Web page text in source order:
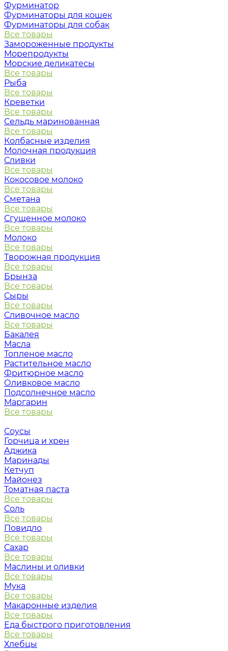
Фурминатор
Фурминаторы для кошек
Фурминаторы для собак
Все товары
Замороженные продукты
Морепродукты
Морские деликатесы
Все товары
Рыба
Все товары
Креветки
Все товары
Сельдь маринованная
Все товары
Колбасные изделия
Молочная продукция
Сливки
Все товары
Кокосовое молоко
Все товары
Сметана
Все товары
Сгущенное молоко
Все товары
Молоко
Все товары
Творожная продукция
Все товары
Брынза
Все товары
Сыры
Все товары
Сливочное масло
Все товары
Бакалея
Масла
Топленое масло
Растительное масло
Фритюрное масло
Оливковое масло
Подсолнечное масло
Маргарин
Все товары
Соусы
Горчица и хрен
Аджика
Маринады
Кетчуп
Майонез
Томатная паста
Все товары
Соль
Все товары
Повидло
Все товары
Сахар
Все товары
Маслины и оливки
Все товары
Мука
Все товары
Макаронные изделия
Все товары
Еда быстрого приготовления
Все товары
Хлебцы